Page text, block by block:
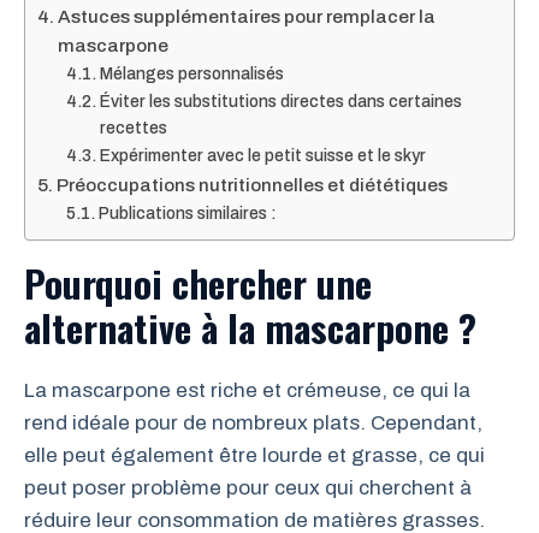
Astuces supplémentaires pour remplacer la
mascarpone
Mélanges personnalisés
Éviter les substitutions directes dans certaines
recettes
Expérimenter avec le petit suisse et le skyr
Préoccupations nutritionnelles et diététiques
Publications similaires :
Pourquoi chercher une
alternative à la mascarpone ?
La mascarpone est riche et crémeuse, ce qui la
rend idéale pour de nombreux plats. Cependant,
elle peut également être lourde et grasse, ce qui
peut poser problème pour ceux qui cherchent à
réduire leur consommation de matières grasses.